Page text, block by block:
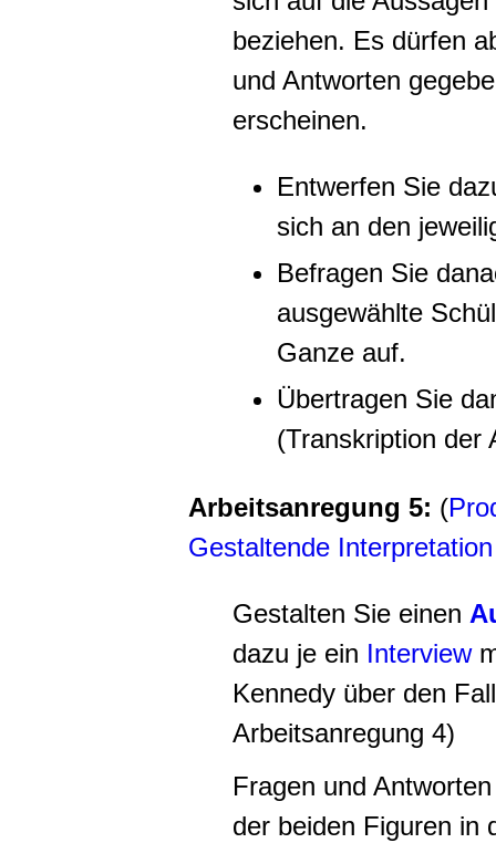
beziehen. Es dürfen
und Antworten
erscheinen.
Entwerfen Sie
sich an den
Befragen Sie
ausgewählte
Ganze auf.
Übertragen Sie
(Transkription der
Arbeitsanregung 5: (
Gestaltende Interpretation
Gestalten Sie einen
dazu je ein Interview
Kennedy über den
Arbeitsanregung 4)
Fragen und
der beiden Figuren in